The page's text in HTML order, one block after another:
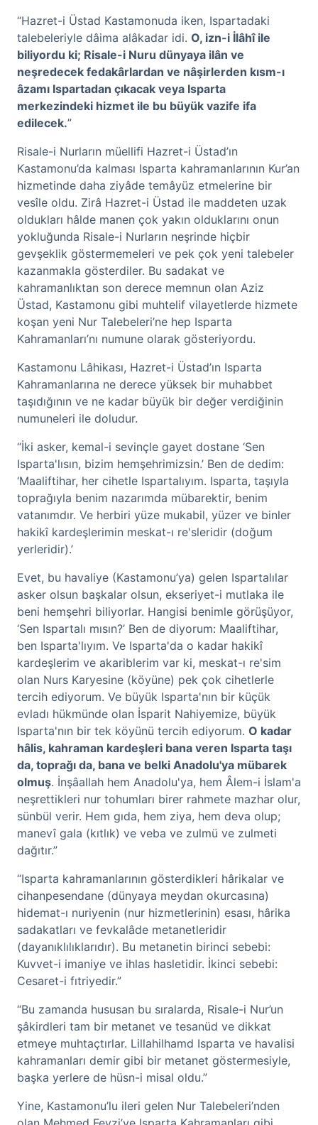
“Hazret-i Üstad Kastamonuda iken, Ispartadaki
talebeleriyle dâima alâkadar idi. O, izn-i İlâhî ile
biliyordu ki; Risale-i Nuru dünyaya ilân ve
neşredecek fedakârlardan ve nâşirlerden kısm-ı
âzamı Ispartadan çıkacak veya Isparta
merkezindeki hizmet ile bu büyük vazife ifa
edilecek.”
Risale-i Nurların müellifi Hazret-i Üstad’ın
Kastamonu’da kalması Isparta kahramanlarının Kur’an
hizmetinde daha ziyâde temâyüz etmelerine bir
vesîle oldu. Zirâ Hazret-i Üstad ile maddeten uzak
oldukları hâlde manen çok yakın olduklarını onun
yokluğunda Risale-i Nurların neşrinde hiçbir
gevşeklik göstermemeleri ve pek çok yeni talebeler
kazanmakla gösterdiler. Bu sadakat ve
kahramanlıktan son derece memnun olan Aziz
Üstad, Kastamonu gibi muhtelif vilayetlerde hizmete
koşan yeni Nur Talebeleri’ne hep Isparta
Kahramanları’nı numune olarak gösteriyordu.
Kastamonu Lâhikası, Hazret-i Üstad’ın Isparta
Kahramanlarına ne derece yüksek bir muhabbet
taşıdığının ve ne kadar büyük bir değer verdiğinin
numuneleri ile doludur.
“İki asker, kemal-i sevinçle gayet dostane ‘Sen
Isparta'lısın, bizim hemşehrimizsin.’ Ben de dedim:
‘Maaliftihar, her cihetle Ispartalıyım. Isparta, taşıyla
toprağıyla benim nazarımda mübarektir, benim
vatanımdır. Ve herbiri yüze mukabil, yüzer ve binler
hakikî kardeşlerimin meskat-ı re'sleridir (doğum
yerleridir).’
Evet, bu havaliye (Kastamonu’ya) gelen Ispartalılar
asker olsun başkalar olsun, ekseriyet-i mutlaka ile
beni hemşehri biliyorlar. Hangisi benimle görüşüyor,
‘Sen Ispartalı mısın?’ Ben de diyorum: Maaliftihar,
ben Isparta'lıyım. Ve Isparta'da o kadar hakikî
kardeşlerim ve akariblerim var ki, meskat-ı re'sim
olan Nurs Karyesine (köyüne) pek çok cihetlerle
tercih ediyorum. Ve büyük Isparta'nın bir küçük
evladı hükmünde olan İsparit Nahiyemize, büyük
Isparta'nın bir tek köyünü tercih ediyorum. O kadar
hâlis, kahraman kardeşleri bana veren Isparta taşı
da, toprağı da, bana ve belki Anadolu'ya mübarek
olmuş. İnşâallah hem Anadolu'ya, hem Âlem-i İslam'a
neşrettikleri nur tohumları birer rahmete mazhar olur,
sünbül verir. Hem gıda, hem ziya, hem deva olup;
manevî gala (kıtlık) ve veba ve zulmü ve zulmeti
dağıtır.”
“Isparta kahramanlarının gösterdikleri hârikalar ve
cihanpesendane (dünyaya meydan okurcasına)
hidemat-ı nuriyenin (nur hizmetlerinin) esası, hârika
sadakatları ve fevkalâde metanetleridir
(dayanıklılıklarıdır). Bu metanetin birinci sebebi:
Kuvvet-i imaniye ve ihlas hasletidir. İkinci sebebi:
Cesaret-i fıtriyedir.”
“Bu zamanda hususan bu sıralarda, Risale-i Nur’un
şâkirdleri tam bir metanet ve tesanüd ve dikkat
etmeye muhtaçtırlar. Lillahilhamd Isparta ve havalisi
kahramanları demir gibi bir metanet göstermesiyle,
başka yerlere de hüsn-i misal oldu.”
Yine, Kastamonu’lu ileri gelen Nur Talebeleri’nden